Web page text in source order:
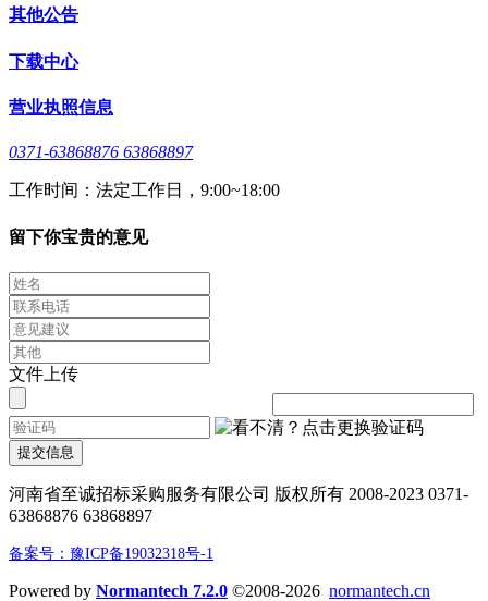
其他公告
下载中心
营业执照信息
0371-63868876 63868897
工作时间：法定工作日，9:00~18:00
留下你宝贵的意见
文件上传
提交信息
河南省至诚招标采购服务有限公司 版权所有 2008-2023 0371-
63868876 63868897
备案号：豫ICP备19032318号-1
Powered by Normantech 7.2.0 ©2008-2026 normantech.cn